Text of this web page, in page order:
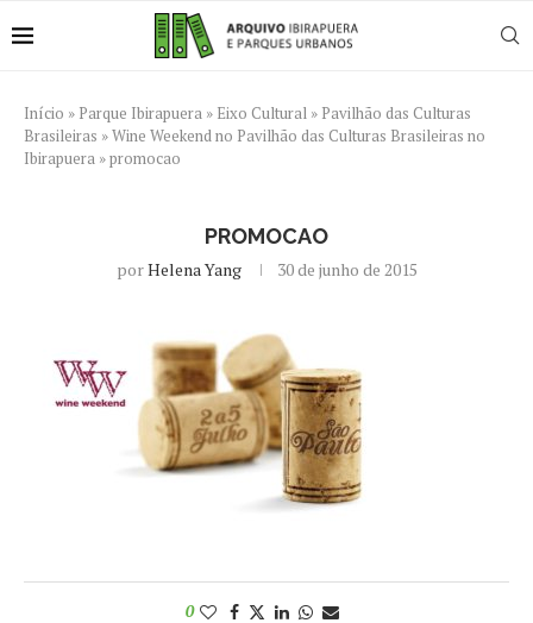
Início » Parque Ibirapuera » Eixo Cultural » Pavilhão das Culturas
Brasileiras »Wine Weekend no Pavilhão das Culturas Brasileiras no
Ibirapuera »promocao
PROMOCAO
porHelena Yang 30 de junho de 2015
0